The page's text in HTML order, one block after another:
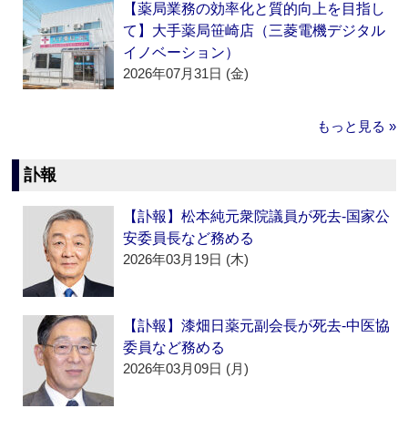
【薬局業務の効率化と質的向上を目指し
て】大手薬局笹崎店（三菱電機デジタル
イノベーション）
2026年07月31日 (金)
もっと見る »
訃報
【訃報】松本純元衆院議員が死去‐国家公
安委員長など務める
2026年03月19日 (木)
【訃報】漆畑日薬元副会長が死去‐中医協
委員など務める
2026年03月09日 (月)